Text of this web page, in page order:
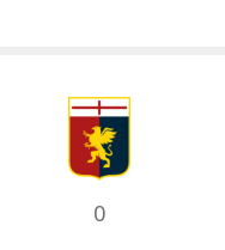
0